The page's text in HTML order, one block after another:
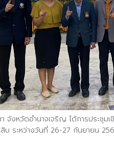
จังหวัดอำนาจเจริญ ได้การประชุ
บ ระหว่างวันที่ 26-27 กันยายน